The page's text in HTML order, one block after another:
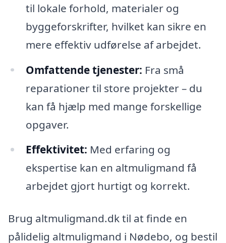
til lokale forhold, materialer og
byggeforskrifter, hvilket kan sikre en
mere effektiv udførelse af arbejdet.
Omfattende tjenester: Fra små
reparationer til store projekter – du
kan få hjælp med mange forskellige
opgaver.
Effektivitet: Med erfaring og
ekspertise kan en altmuligmand få
arbejdet gjort hurtigt og korrekt.
Brug altmuligmand.dk til at finde en
pålidelig altmuligmand i Nødebo, og bestil